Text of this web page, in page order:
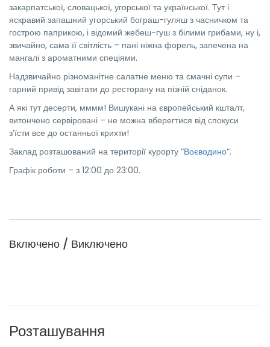
закарпатської, словацької, угорської та української. Тут і
яскравий запашний угорський бограш-гуляш з часничком та
гострою паприкою, і відомий жебеш-гуш з білими грибами, ну і,
звичайно, сама її світлість – пані ніжна форель, запечена на
мангалі з ароматними спеціями.
Надзвичайно різноманітне салатне меню та смачні супи –
гарний привід завітати до ресторану на пізній сніданок.
А які тут десерти, мммм! Вишукані на європейський кшталт,
витончено сервіровані – не можна вберегтися від спокуси
з’їсти все до останньої крихти!
Заклад розташований на території курорту “Воєводино“.
Графік роботи – з 12:00 до 23:00.
Включено / Виключено
Розташування